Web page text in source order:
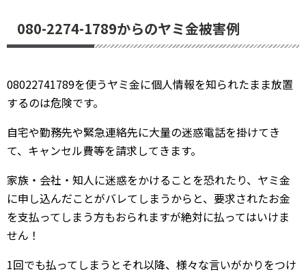
080-2274-1789からのヤミ金被害例
08022741789を使うヤミ金に個人情報を知られたまま放置
するのは危険です。
自宅や勤務先や緊急連絡先に大量の迷惑電話を掛けてき
て、キャンセル費等を請求してきます。
家族・会社・知人に迷惑をかけることを恐れたり、ヤミ金
に申し込んだことがバレてしまうからと、要求されたお金
を支払ってしまう方もおられますが絶対に払ってはいけま
せん！
1回でも払ってしまうとそれ以降、様々な言いがかりをつけ